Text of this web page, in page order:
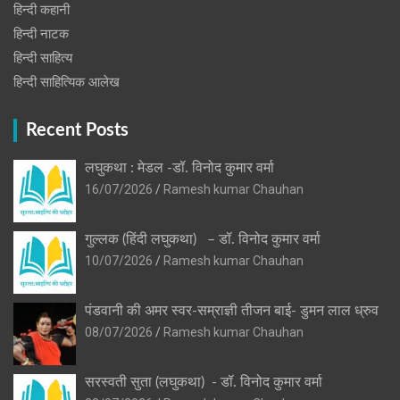
हिन्दी कहानी
हिन्‍दी नाटक
हिन्दी साहित्य
हिन्दी साहित्यिक आलेख
Recent Posts
लघुकथा : मेडल -डॉ. विनोद कुमार वर्मा
16/07/2026
Ramesh kumar Chauhan
गुल्लक (हिंदी लघुकथा) – डॉ. विनोद कुमार वर्मा
10/07/2026
Ramesh kumar Chauhan
पंडवानी की अमर स्वर-सम्राज्ञी तीजन बाई- डुमन लाल ध्रुव
08/07/2026
Ramesh kumar Chauhan
सरस्वती सुता (लघुकथा) ​- डॉ. विनोद कुमार वर्मा